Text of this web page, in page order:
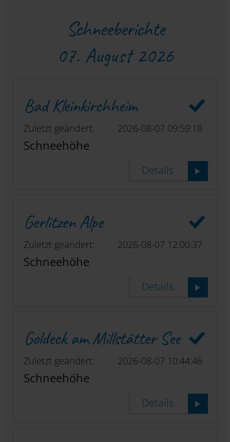
Schneeberichte
07. August 2026
Bad Kleinkirchheim
Zuletzt geändert: 2026-08-07 09:59:18
Schneehöhe
Details
Gerlitzen Alpe
Zuletzt geändert: 2026-08-07 12:00:37
Schneehöhe
Details
Goldeck am Millstätter See
Zuletzt geändert: 2026-08-07 10:44:46
Schneehöhe
Details